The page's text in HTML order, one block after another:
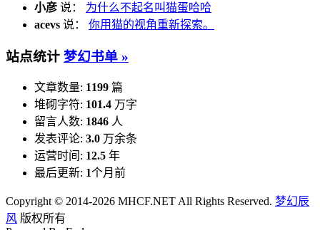
小彦 说： 为什么不起名叫猫蛋哈哈
acevs 说： 你用猫的视角重新探索。
站点统计 梦幻书单 »
文章数量: 1199 篇
堆砌字符: 101.4 万字
留言人数: 1846 人
发表评论: 3.0 万余条
运营时间: 12.5 年
最后更新: 1个月前
Copyright © 2014-2026 MHCF.NET All Rights Reserved. 梦幻辰
风 版权所有